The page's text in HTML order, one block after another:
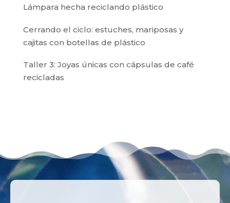
Lámpara hecha reciclando plástico
Cerrando el ciclo: estuches, mariposas y
cajitas con botellas de plástico
Taller 3: Joyas únicas con cápsulas de café
recicladas